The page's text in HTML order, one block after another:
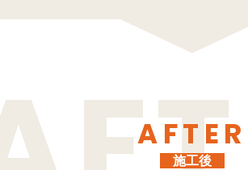
AFTER
施工後